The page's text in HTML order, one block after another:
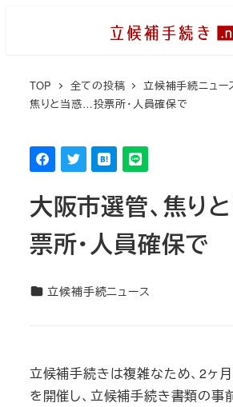
TOP 全ての投稿 立候補手続ニュー
焦りと当惑…投票所・人員確保で
大阪市選管、焦り
票所・人員確保で
カテゴリー
立候補手続ニュース
立候補手続きは複雑なため、2ヶ
を開催し、立候補手続き書類の事